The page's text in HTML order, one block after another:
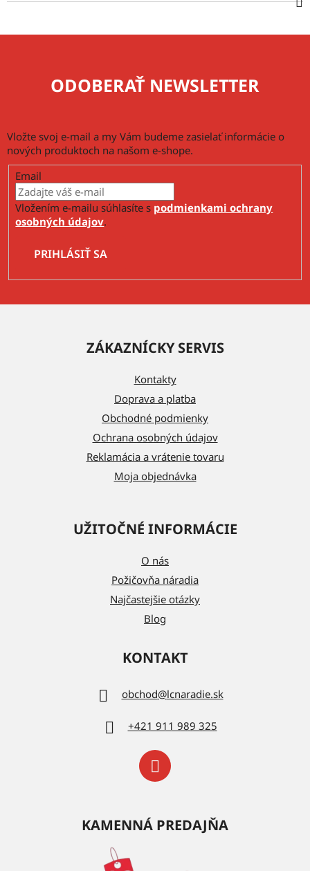
ODOBERAŤ NEWSLETTER
Vložte svoj e-mail a my Vám budeme zasielať informácie o
nových produktoch na našom e-shope.
Email
Vložením e-mailu súhlasíte s podmienkami ochrany
osobných údajov.
PRIHLÁSIŤ SA
ZÁKAZNÍCKY SERVIS
Kontakty
Doprava a platba
Obchodné podmienky
Ochrana osobných údajov
Reklamácia a vrátenie tovaru
Moja objednávka
UŽITOČNÉ INFORMÁCIE
O nás
Požičovňa náradia
Najčastejšie otázky
Blog
KONTAKT
obchod@lcnaradie.sk
+421 911 989 325
KAMENNÁ PREDAJŇA